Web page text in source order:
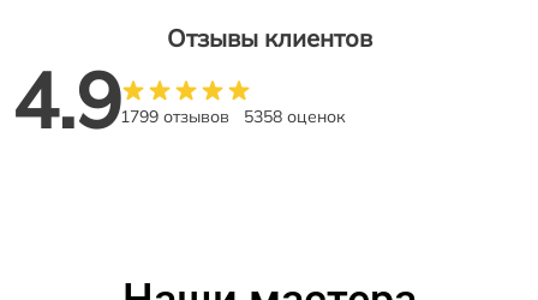
Отзывы клиентов
4.91799 отзывов 5358 оценок